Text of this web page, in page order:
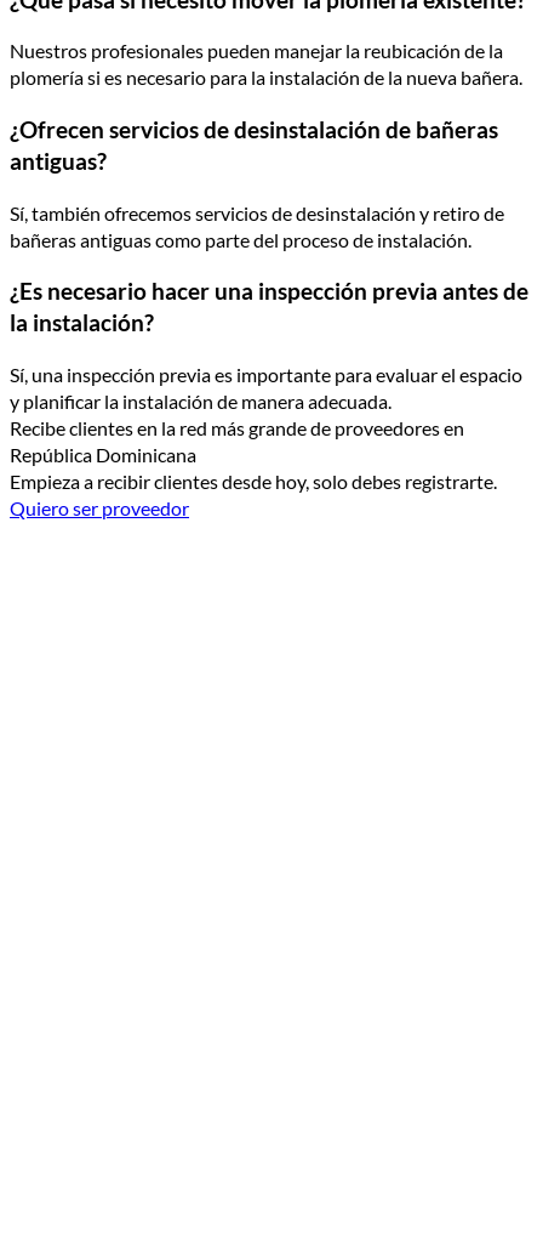
Nuestros profesionales pueden manejar la reubicación de la
plomería si es necesario para la instalación de la nueva bañera.
¿Ofrecen servicios de desinstalación de bañeras
antiguas?
Sí, también ofrecemos servicios de desinstalación y retiro de
bañeras antiguas como parte del proceso de instalación.
¿Es necesario hacer una inspección previa antes de
la instalación?
Sí, una inspección previa es importante para evaluar el espacio
y planificar la instalación de manera adecuada.
Recibe clientes en la red más grande de proveedores en
República Dominicana
Empieza a recibir clientes desde hoy, solo debes registrarte.
Quiero ser proveedor